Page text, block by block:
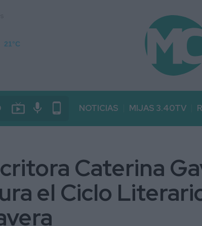
21°C
live_tv mic phone_android NOTICIAS MIJAS 3.40TV
Caterina
el Ciclo